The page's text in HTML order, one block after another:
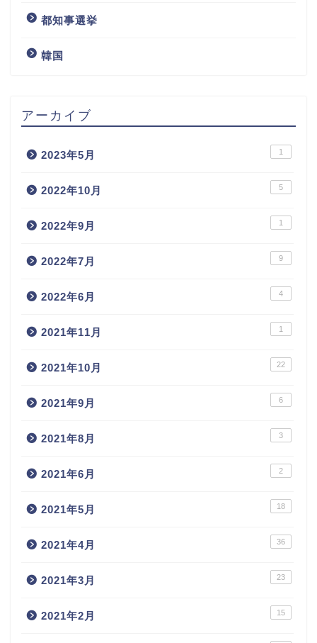
都知事選挙
韓国
アーカイブ
2023年5月 1
2022年10月 5
2022年9月 1
2022年7月 9
2022年6月 4
2021年11月 1
2021年10月 22
2021年9月 6
2021年8月 3
2021年6月 2
2021年5月 18
2021年4月 36
2021年3月 23
2021年2月 15